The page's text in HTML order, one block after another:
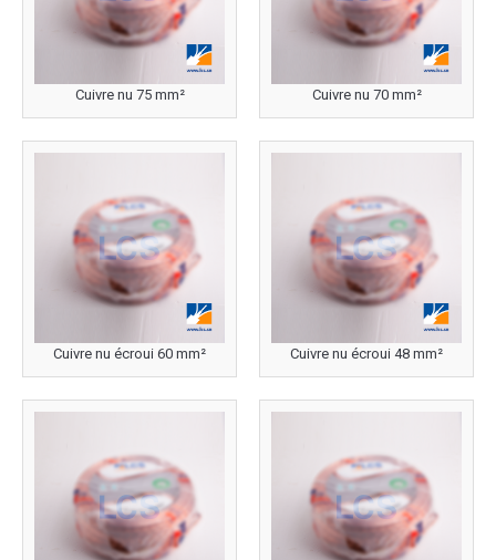
Cuivre nu 75 mm² Cuivre nu 70 mm²
Cuivre nu écroui 60 mm² Cuivre nu écroui 48 mm²